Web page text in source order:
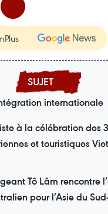
internationale
à la célébration des
et touristiques
Tô Lâm rencontre
pour l’Asie du